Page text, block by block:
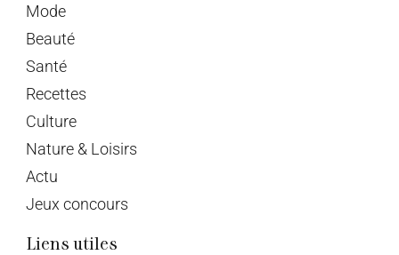
Mode
Beauté
Santé
Recettes
Culture
Nature & Loisirs
Actu
Jeux concours
Liens utiles